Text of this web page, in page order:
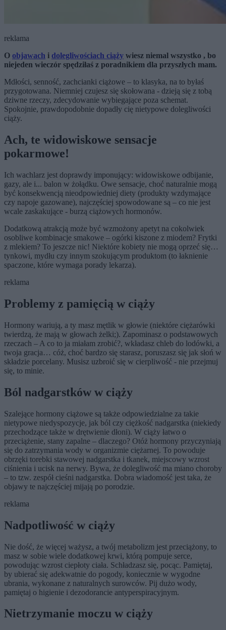
reklama
O objawach i dolegliwościach ciąży wiesz niemal wszystko , bo
niejeden wieczór spędziłaś z poradnikiem dla przyszłych mam.
Mdłości, senność, zachcianki ciążowe – to klasyka, na to byłaś
przygotowana. Niemniej czujesz się skołowana - dzieją się z tobą
dziwne rzeczy, zdecydowanie wybiegające poza schemat.
Spokojnie, prawdopodobnie dopadły cię nietypowe dolegliwości
ciąży.
Ach, te widowiskowe sensacje
pokarmowe!
Ich wachlarz jest doprawdy imponujący: widowiskowe odbijanie,
gazy, ale i... balon w żołądku. Owe sensacje, choć naturalnie mogą
być konsekwencją nieodpowiedniej diety (produkty wzdymające
czy napoje gazowane), najczęściej spowodowane są – co nie jest
wcale zaskakujące - burzą ciążowych hormonów.
Dodatkową atrakcją może być wzmożony apetyt na cokolwiek
osobliwe kombinacje smakowe – ogórki kiszone z miodem? Frytki
z mlekiem? To jeszcze nic! Niektóre kobiety nie mogą oprzeć się…
tynkowi, mydłu czy innym szokującym produktom (to łaknienie
spaczone, które wymaga porady lekarza).
reklama
Problemy z pamięcią w ciąży
Hormony wariują, a ty masz mętlik w głowie (niektóre ciężarówki
twierdzą, że mają w głowach żelki;). Zapominasz o podstawowych
rzeczach – A co to ja miałam zrobić?, wkładasz chleb do lodówki, a
twoja gracja… cóż, choć bardzo się starasz, poruszasz się jak słoń w
składzie porcelany. Musisz uzbroić się w cierpliwość - nie przejmuj
się, to minie.
Ból nadgarstków w ciąży
Szalejące hormony ciążowe są także odpowiedzialne za takie
nietypowe niedyspozycje, jak ból czy ciężkość nadgarstka (niekiedy
przechodzące także w drętwienie dłoni). W ciąży łatwo o
przeciążenie, stany zapalne – dlaczego? Otóż hormony przyczyniają
się do zatrzymania wody w organizmie ciężarnej. To powoduje
obrzęki torebki stawowej nadgarstka i tkanek, miejscowy wzrost
ciśnienia i ucisk na nerwy. Bywa, że dolegliwość ma miano choroby
– to tzw. zespół cieśni nadgarstka. Dobra wiadomość jest taka, że
objawy te najczęściej mijają po porodzie.
reklama
Nadpotliwość w ciąży
Nie dość, że więcej ważysz, a twój metabolizm jest przeciążony, to
masz w sobie wiele dodatkowej krwi, którą pompuje serce,
powodując wzrost ciepłoty ciała. Schładzasz się, pocąc. Pamiętaj,
by ubierać się adekwatnie do pogody, koniecznie w wygodne
ubrania, wykonane z naturalnych surowców. Pij dużo wody,
pamiętaj o higienie i dezodorancie antyperspiracyjnym.
Nietrzymanie moczu w ciąży